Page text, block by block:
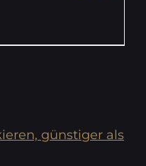
günstiger als